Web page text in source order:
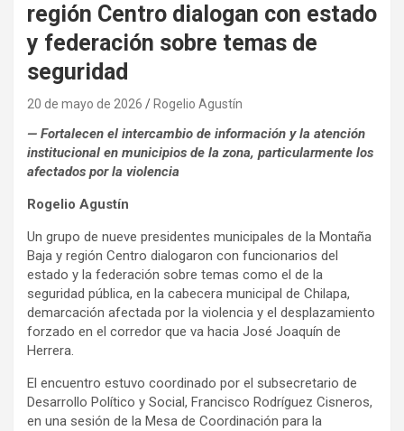
región Centro dialogan con estado
y federación sobre temas de
seguridad
20 de mayo de 2026 Rogelio Agustín
— Fortalecen el intercambio de información y la atención
institucional en municipios de la zona, particularmente los
afectados por la violencia
Rogelio Agustín
Un grupo de nueve presidentes municipales de la Montaña
Baja y región Centro dialogaron con funcionarios del
estado y la federación sobre temas como el de la
seguridad pública, en la cabecera municipal de Chilapa,
demarcación afectada por la violencia y el desplazamiento
forzado en el corredor que va hacia José Joaquín de
Herrera.
El encuentro estuvo coordinado por el subsecretario de
Desarrollo Político y Social, Francisco Rodríguez Cisneros,
en una sesión de la Mesa de Coordinación para la